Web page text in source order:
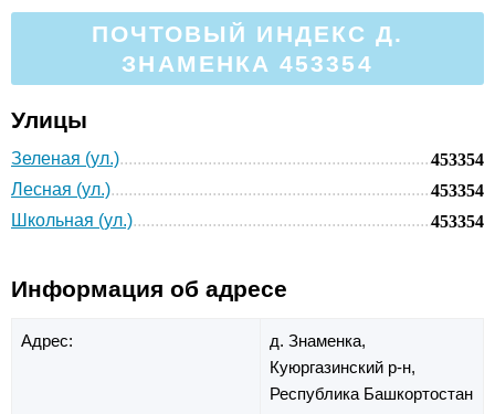
ПОЧТОВЫЙ ИНДЕКС Д.
ЗНАМЕНКА 453354
Улицы
Зеленая (ул.)
453354
Лесная (ул.)
453354
Школьная (ул.)
453354
Информация об адресе
Адрес:
д. Знаменка,
Куюргазинский р-н,
Республика Башкортостан